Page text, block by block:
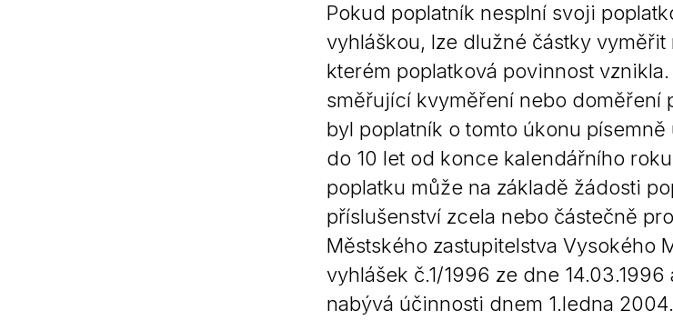
Pokud poplatník nesplní svoji
vyhláškou, lze dlužné částky
kterém poplatková povinnost
směřující kvyměření nebo doměření
byl poplatník o tomto úkonu
do 10 let od konce kalendářního
poplatku může na základě žádosti
příslušenství zcela nebo částečně
Městského zastupitelstva Vysokého
vyhlášek č.1/1996 ze dne
nabývá účinnosti dnem 1.ledna